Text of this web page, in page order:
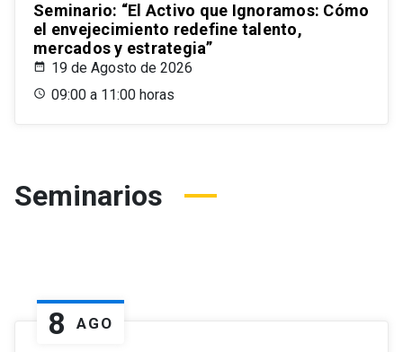
Seminario: “El Activo que Ignoramos: Cómo
el envejecimiento redefine talento,
mercados y estrategia”
19 de Agosto de 2026
09:00 a 11:00 horas
Seminarios
8 AGO